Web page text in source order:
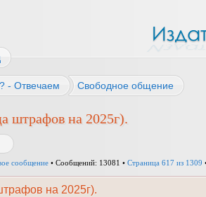
- Отвечаем Свободное общение
штрафов на 2025г).
сообщение • Сообщений: 13081 • Страница 617 из 1309
на 2025г).